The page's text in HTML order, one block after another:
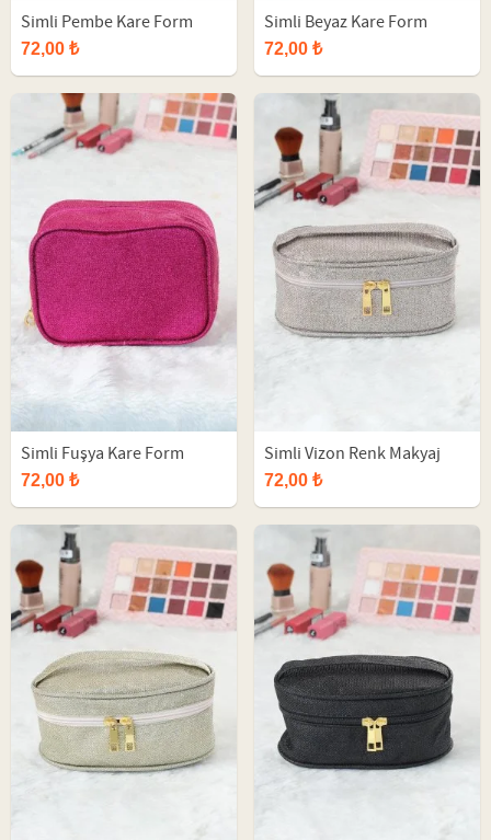
Simli Pembe Kare Form
Makyaj Çantası
72,00 ₺
Simli Beyaz Kare Form
Makyaj Çantası
72,00 ₺
Simli Fuşya Kare Form
Makyaj Çantası
72,00 ₺
Simli Vizon Renk Makyaj
Çantası
72,00 ₺